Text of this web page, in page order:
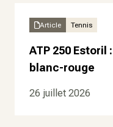
Article Tennis
ATP 250
blanc-rouge
26 juillet 2026